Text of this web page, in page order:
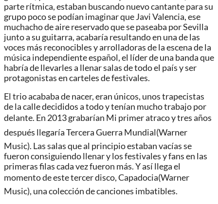
parte rítmica, estaban buscando nuevo cantante para su
grupo poco se podían imaginar que Javi Valencia, ese
muchacho de aire reservado que se paseaba por Sevilla
junto a su guitarra, acabaría resultando en una de las
voces más reconocibles y arrolladoras de la escena de la
música independiente español, el líder de una banda que
habría de llevarles a llenar salas de todo el país y ser
protagonistas en carteles de festivales.
El trio acababa de nacer, eran únicos, unos trapecistas
de la calle decididos a todo y tenían mucho trabajo por
delante. En 2013 grabarían Mi primer atraco y tres años
después llegaría Tercera Guerra Mundial(Warner
Music). Las salas que al principio estaban vacías se
fueron consiguiendo llenar y los festivales y fans en las
primeras filas cada vez fueron más. Y así llega el
momento de este tercer disco, Capadocia(Warner
Music), una colección de canciones imbatibles.